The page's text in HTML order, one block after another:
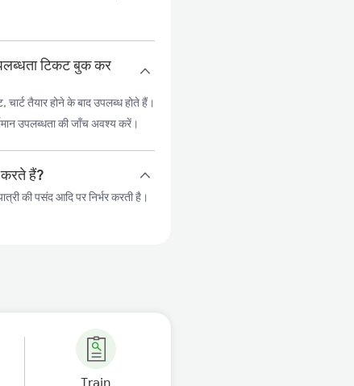
टिकट बुक कर
तैयार होने के बाद उपलब्ध होते हैं।
उपलब्धता की जाँच अवश्य करें।
हैं?
की पसंद आदि पर निर्भर करती है।
Train